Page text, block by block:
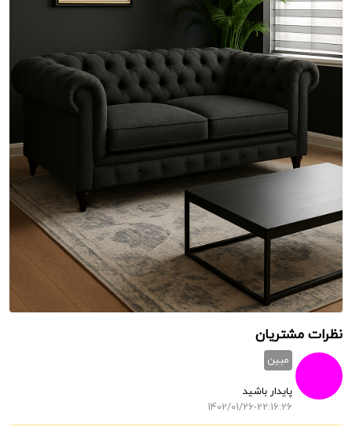
نظرات مشتریان
مبین
پایدار باشید
1402/01/26-22:16:26